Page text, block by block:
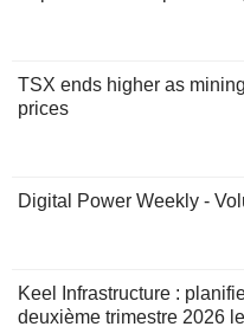
TSX ends higher as
prices
Digital Power Weekly -
Keel Infrastructure :
deuxième trimestre 2026